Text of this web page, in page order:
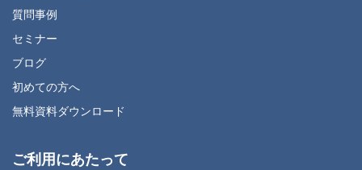
質問事例
セミナー
ブログ
初めての方へ
無料資料ダウンロード
ご利用にあたって